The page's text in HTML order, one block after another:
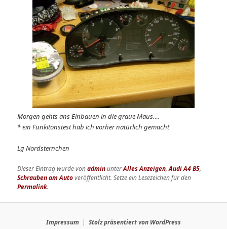
Morgen gehts ans Einbauen in die graue Maus….
* ein Funkitonstest hab ich vorher natürlich gemacht
Lg Nordsternchen
Dieser Eintrag wurde vonadminunterAlles Anzeigen,Audi A4 B5,
Schrauben am Autoveröffentlicht. Setze ein Lesezeichen für den
Permalink.
Impressum Stolz präsentiert von WordPress